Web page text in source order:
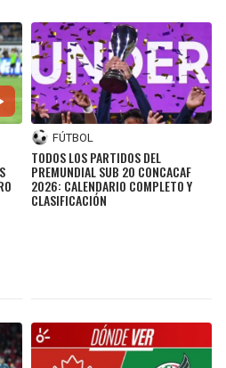
FÚTBOL
TODOS LOS PARTIDOS DEL
PREMUNDIAL SUB 20 CONCACAF
2026: CALENDARIO COMPLETO Y
CLASIFICACIÓN